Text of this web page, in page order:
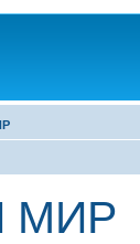
МИР